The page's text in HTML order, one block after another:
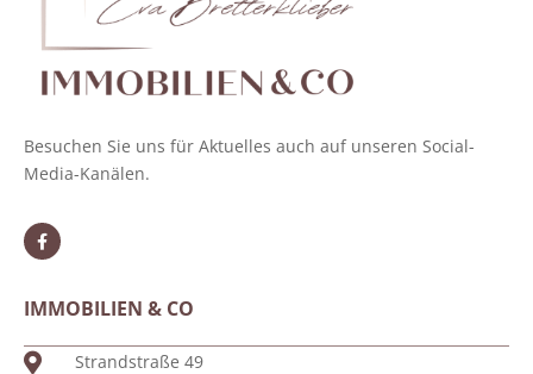
Besuchen Sie uns für Aktuelles auch auf unseren Social-
Media-Kanälen.
IMMOBILIEN & CO
Strandstraße 49